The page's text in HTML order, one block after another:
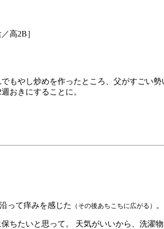
高2B］
もやし炒めを作ったところ、父がすごい
おきにすることに。
って痒みを感じた （その後あちこちに広がる）
ちたいと思って。 天気がいいから、洗濯物